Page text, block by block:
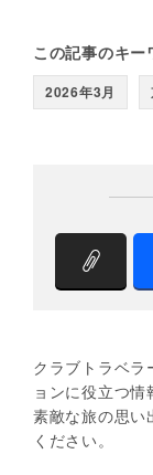
この記事のキー
2026年3月
クラブトラベラ
ョンに役立つ情
素敵な旅の思い
ください。